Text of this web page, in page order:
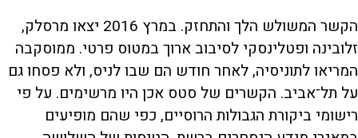
הקשר המשולש הלך והתחזק. במרץ 2016 יצאו מרסלק,
זלובינה ופטלינסקי לסיבוב ארוך במטוס פרטי. ממוסקבה
המריאו לתוניסיה, לאחר חודש הם שבו לניס, ולא פסחו גם
על תל־אביב. הקשרים של סטס אכן היו מרשימים. על פי
רישומי ביקורת הגבולות הרוסיים, כפי שהם מופיעים